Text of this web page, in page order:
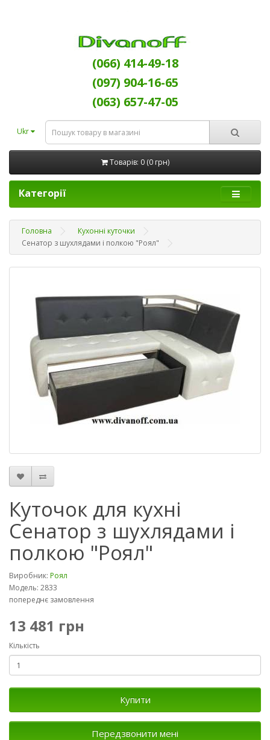
(066) 414-49-18
(097) 904-16-65
(063) 657-47-05
Ukr
Товарів: 0 (0 грн)
Категорії
Головна
Кухонні куточки
Сенатор з шухлядами і полкою "Роял"
Куточок для кухні
Сенатор з шухлядами і
полкою "Роял"
Виробник: Роял
Модель: 2833
попереднє замовлення
13 481 грн
Кількість
Купити
Передзвонити мені